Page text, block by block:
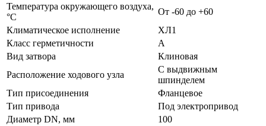
Температура окружающего воздуха,
°С
От -60 до +60
Климатическое исполнение
ХЛ1
Класс герметичности
А
Вид затвора
Клиновая
Расположение ходового узла
С выдвижным
шпинделем
Тип присоединения
Фланцевое
Тип привода
Под электропривод
Диаметр DN, мм
100